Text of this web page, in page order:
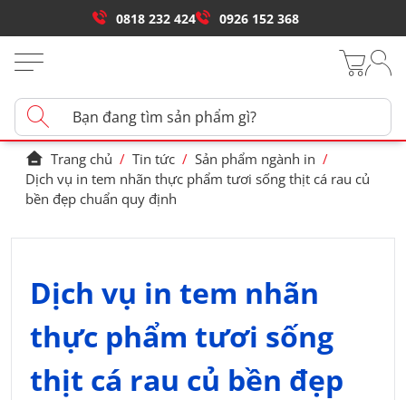
0818 232 424 0926 152 368
Trang chủ / Tin tức / Sản phẩm ngành in /
Dịch vụ in tem nhãn thực phẩm tươi sống thịt cá rau củ
bền đẹp chuẩn quy định
Dịch vụ in tem nhãn
thực phẩm tươi sống
thịt cá rau củ bền đẹp